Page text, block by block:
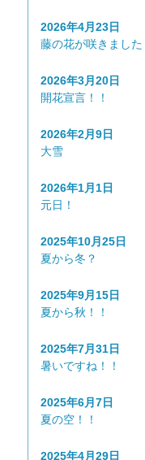
2026年4月23日
藤の花が咲きました
2026年3月20日
開花宣言！！
2026年2月9日
大雪
2026年1月1日
元日！
2025年10月25日
夏から冬？
2025年9月15日
夏から秋！！
2025年7月31日
暑いですね！！
2025年6月7日
夏の空！！
2025年4月29日